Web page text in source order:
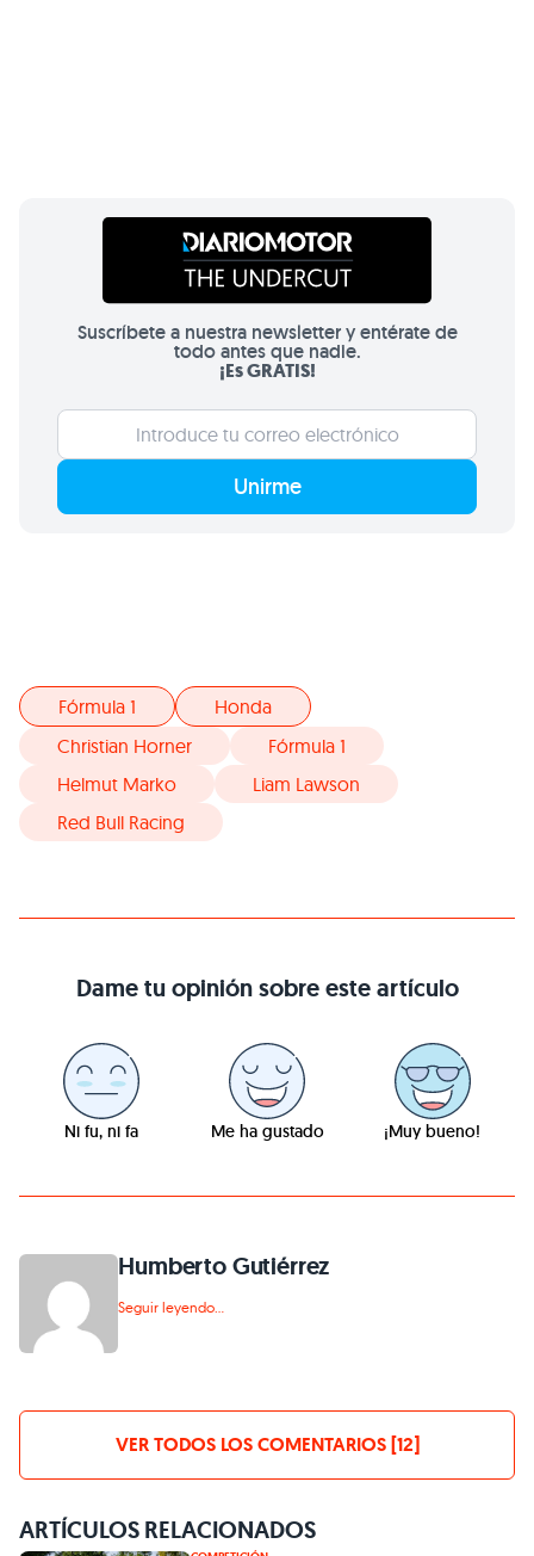
Suscríbete a nuestra newsletter y entérate de
todo antes que nadie.
¡Es GRATIS!
Unirme
Fórmula 1
Honda
Christian Horner
Fórmula 1
Helmut Marko
Liam Lawson
Red Bull Racing
Dame tu opinión sobre este artículo
Ni fu, ni fa Me ha gustado ¡Muy bueno!
Humberto Gutiérrez
Seguir leyendo...
VER TODOS LOS COMENTARIOS [12]
ARTÍCULOS RELACIONADOS